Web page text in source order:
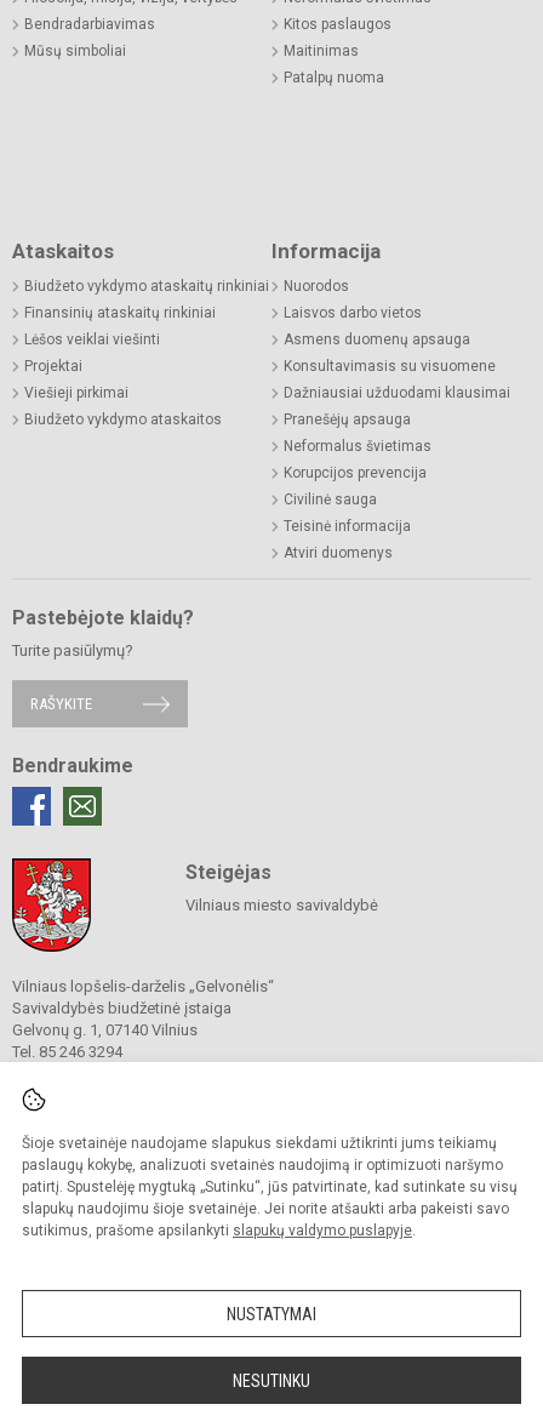
Šioje svetainėje naudojame slapukus siekdami užtikrinti jums teikiamų
paslaugų kokybę, analizuoti svetainės naudojimą ir optimizuoti naršymo
patirtį. Spustelėję mygtuką „Sutinku“, jūs patvirtinate, kad sutinkate su visų
slapukų naudojimu šioje svetainėje. Jei norite atšaukti arba pakeisti savo
sutikimus, prašome apsilankyti slapukų valdymo puslapyje.
NUSTATYMAI
NESUTINKU
Bendradarbiavimas
Mūsų simboliai
Kitos paslaugos
Maitinimas
Patalpų nuoma
Ataskaitos
Biudžeto vykdymo ataskaitų rinkiniai
Finansinių ataskaitų rinkiniai
Lėšos veiklai viešinti
Projektai
Viešieji pirkimai
Biudžeto vykdymo ataskaitos
Informacija
Nuorodos
Laisvos darbo vietos
Asmens duomenų apsauga
Konsultavimasis su visuomene
Dažniausiai užduodami klausimai
Pranešėjų apsauga
Neformalus švietimas
Korupcijos prevencija
Civilinė sauga
Teisinė informacija
Atviri duomenys
Pastebėjote klaidų?
Turite pasiūlymų?
RAŠYKITE
Bendraukime
Steigėjas
Vilniaus miesto savivaldybė
Vilniaus lopšelis-darželis „Gelvonėlis“
Savivaldybės biudžetinė įstaiga
Gelvonų g. 1, 07140 Vilnius
Tel. 85 246 3294
El. p.
El. p.
Duomenys kaupiami ir saugomi
Juridinių asmenų registre
Įmonės kodas 290031830
Kopijuoti turinį be raštiško administracijos sutikimo griežtai draudžiama.
Prieinamumo paraiška Slapukų valdymas
svetainę